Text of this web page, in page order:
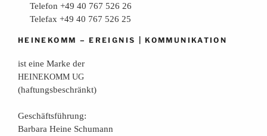
Telefon +49 40 767 526 26
Telefax +49 40 767 526 25
HEINEKOMM –EREIGNIS |KOMMUNIKATION
ist eine Mar­ke der
HEINEKOMM UG
(haf­tungs­be­schränkt)
Geschäfts­füh­rung:
Bar­ba­ra Hei­ne Schumann